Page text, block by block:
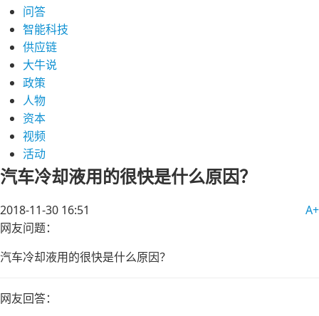
问答
智能科技
供应链
大牛说
政策
人物
资本
视频
活动
汽车冷却液用的很快是什么原因？
2018-11-30 16:51
A+
网友问题：
汽车冷却液用的很快是什么原因？
网友回答：